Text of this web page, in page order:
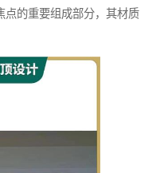
点的重要组成部分，其材质